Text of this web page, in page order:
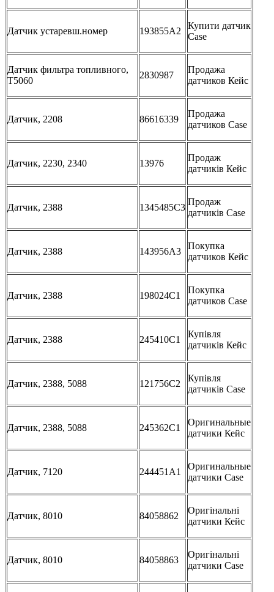
Датчик устаревш.номер 193855A2
Купити датчик
Case
Датчик фильтра топливного,
T5060
2830987
Продажа
датчиков Кейс
Датчик, 2208 86616339
Продажа
датчиков Case
Датчик, 2230, 2340 13976
Продаж
датчиків Кейс
Датчик, 2388 1345485C3
Продаж
датчиків Case
Датчик, 2388 143956A3
Покупка
датчиков Кейс
Датчик, 2388 198024C1
Покупка
датчиков Case
Датчик, 2388 245410C1
Купівля
датчиків Кейс
Датчик, 2388, 5088 121756C2
Купівля
датчиків Case
Датчик, 2388, 5088 245362C1
Оригинальные
датчики Кейс
Датчик, 7120 244451A1
Оригинальные
датчики Case
Датчик, 8010 84058862
Оригінальні
датчики Кейс
Датчик, 8010 84058863
Оригінальні
датчики Case